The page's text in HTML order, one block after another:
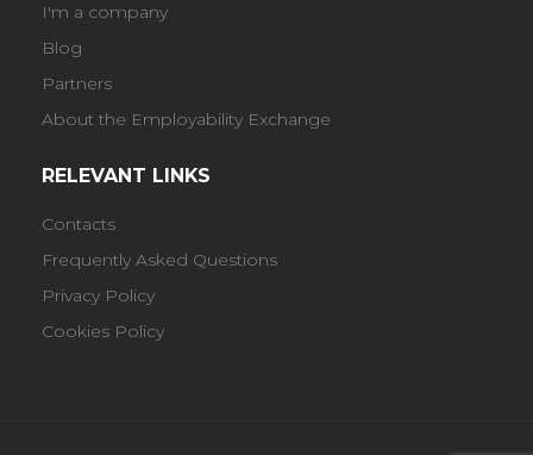
I'm a company
Blog
Partners
About the Employability Exchange
RELEVANT LINKS
Contacts
Frequently Asked Questions
Privacy Policy
Cookies Policy